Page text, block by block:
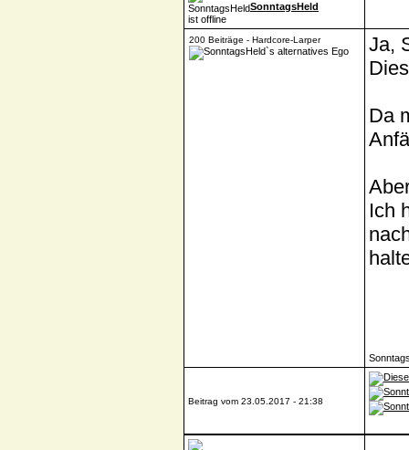
SonntagsHeld
200 Beiträge - Hardcore-Larper
Ja,
Da
Ich
Beitrag vom 23.05.2017 - 21:38